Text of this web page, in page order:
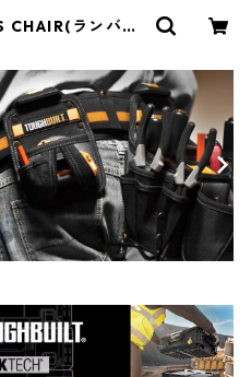
CHAIR(ランバー